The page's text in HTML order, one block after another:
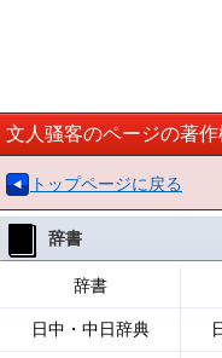
文人骚客のページの著作
トップページに戻る
辞書
辞書
日中・中日辞典